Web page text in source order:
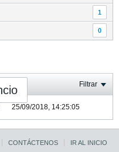
1
0
Filtrar
25/09/2018, 14:25:05
CONTÁCTENOS IR AL INICIO